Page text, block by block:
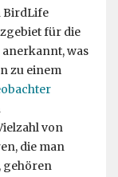
BirdLife
für die
was
zu einem
von
die man
gehören